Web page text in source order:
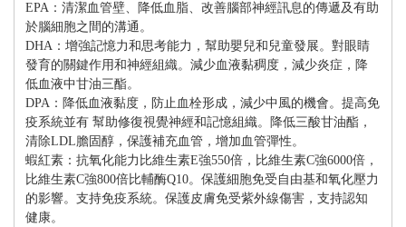
EPA：清潔血管壁、降低血脂、改善腦部神經訊息的傳遞及有助
於腦細胞之間的溝通。
DHA：增強記憶力和思考能力，幫助嬰兒和兒童發展。對眼睛
發育的關鍵作用和神經組織。減少血液黏稠度，減少炎症，降
低血液中甘油三酯。
DPA：降低血液黏度，防止血栓形成，減少中風的機會。提高免
疫系統並有 幫助修復視覺神經和記憶組織。降低三酸甘油酯，
清除LDL膽固醇，保護補充血管，增加血管彈性。
蝦紅素：抗氧化能力比維生素E強550倍，比維生素C強6000倍，
比維生素C強800倍比輔酶Q10。保護細胞免受自由基和氧化壓力
的影響。支持免疫系統。保護皮膚免受紫外線傷害，支持認知
健康。